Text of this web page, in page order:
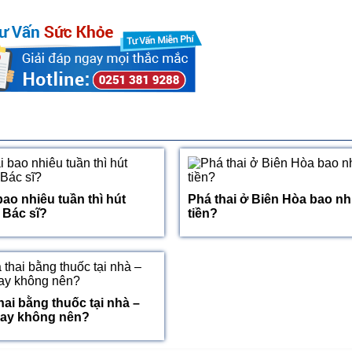
nhiêu tuần thì hút
sĩ?
Phá thai ở Biên Hòa bao
tiền?
bằng thuốc tại nhà –
không nên?